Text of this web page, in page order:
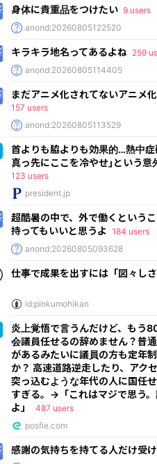
身体に貴重品をつけたい 9 users
anond:20260805122520
キラキラ地名ってあるよね 259
anond:20260805114405
まだアニメ化されてないアニメ
157 users
anond:20260805113529
首よりも脇よりも効果的…熱中
真っ先にここを冷やせ｣という意
123 users
president.jp
超酷暑の中で、外で働くという
持ってもいいと思うよ 184 users
anond:20260805093628
仕事で成果を出すには「図々し
id:pinkumohikan
炎上覚悟で言うんだけど、もう
会議員任せるの辞めません？普
があるみたいに議員の方も定年
か？ 高速道路逆走したり、アク
突っ込むような年代の人に国任
すぎる。→「これはマジで思う
よ」
487 users
posfie.com
感謝の気持ちを持てる人だけ受